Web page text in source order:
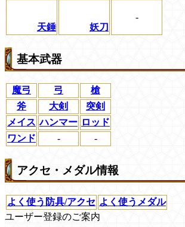
天錘 妖刀
-
基本武器
魔弓 弓
槍
斧
大剣
突剣
メイス ハンマー ロッド
ワンド
- -
アクセ・メダル情報
よく使う防具/アクセ よく使うメダル
ユーザー登録のご案内